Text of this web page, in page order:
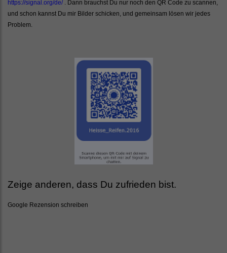
https://signal.org/de/ . Dann brauchst Du nur noch den QR Code zu scannen,
und schon kannst Du mir Bilder schicken, und gemeinsam lösen wir jedes
Problem.
Zeige anderen, dass Du zufrieden bist.
Google Rezension schreiben